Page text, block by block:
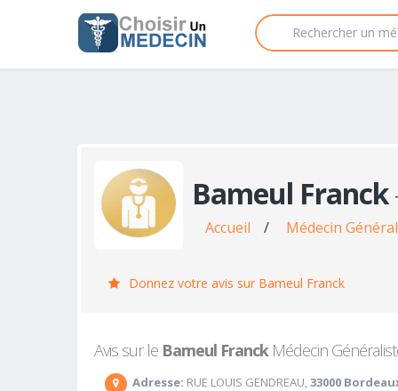
Bameul Franck
Accueil / Médecin
Donnez votre avis sur Bameul Franck
Avis sur le Bameul FranckMédecin
Adresse: RUE LOUIS GENDREAU,33000